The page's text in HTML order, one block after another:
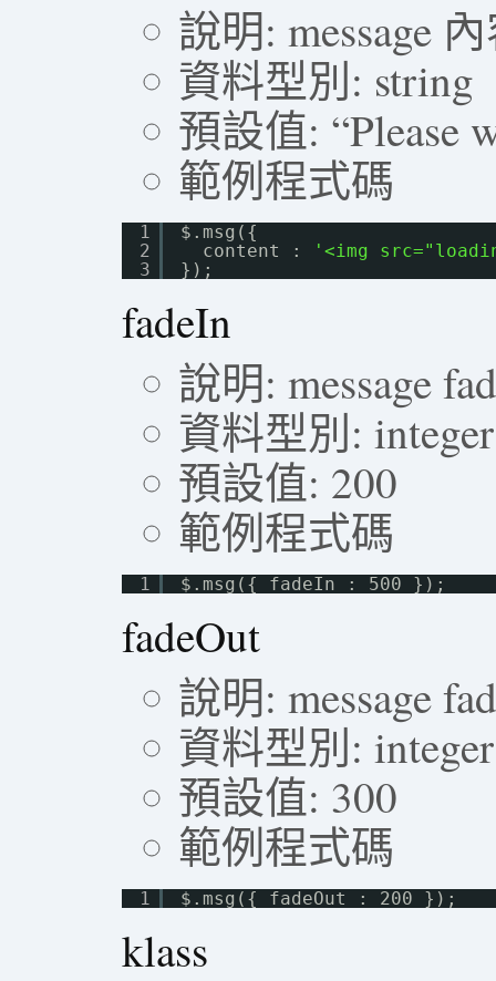
說明: message
資料型別: string
預設值: “Please
範例程式碼
1
2
3
$.msg({
content :
'<img
});
fadeIn
說明: message
資料型別: integer
預設值: 200
範例程式碼
1 $.msg({ fadeIn : 500 });
fadeOut
說明: message
資料型別: integer
預設值: 300
範例程式碼
1 $.msg({ fadeOut : 200 });
klass